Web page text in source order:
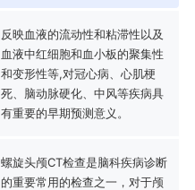
反映血液的流动性和粘滞性以及
血液中红细胞和血小板的聚集性
和变形性等,对冠心病、心肌梗
死、脑动脉硬化、中风等疾病具
有重要的早期预测意义。
螺旋头颅CT检查是脑科疾病诊断
的重要常用的检查之一，对于颅